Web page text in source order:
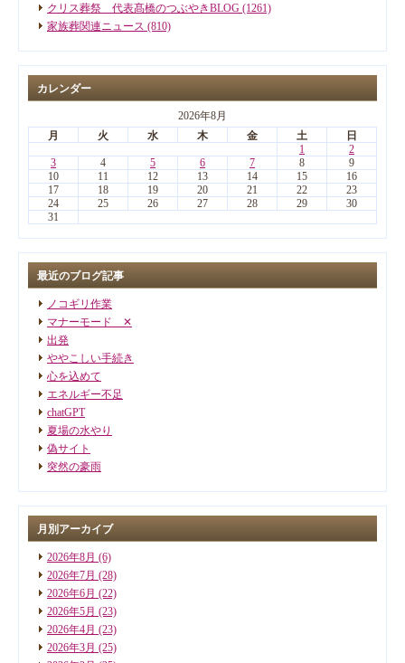
クリス葬祭 代表髙橋のつぶやきBLOG (1261)
家族葬関連ニュース (810)
カレンダー
2026年8月
月
火 水 木 金 土
日
1
2
3
4 5 6 7 8
9
10
11 12 13 14 15
16
17
18 19 20 21 22
23
24
25 26 27 28 29
30
31
最近のブログ記事
ノコギリ作業
マナーモード ✕
出発
ややこしい手続き
心を込めて
エネルギー不足
chatGPT
夏場の水やり
偽サイト
突然の豪雨
月別アーカイブ
2026年8月 (6)
2026年7月 (28)
2026年6月 (22)
2026年5月 (23)
2026年4月 (23)
2026年3月 (25)